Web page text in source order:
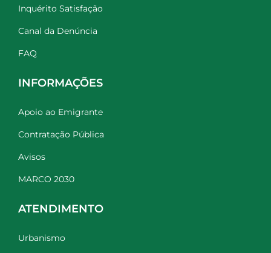
Inquérito Satisfação
Canal da Denúncia
FAQ
INFORMAÇÕES
Apoio ao Emigrante
Contratação Pública
Avisos
MARCO 2030
ATENDIMENTO
Urbanismo